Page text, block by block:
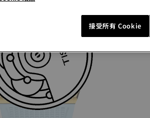
藍色 可更
參考更多
接受所有 Cookie